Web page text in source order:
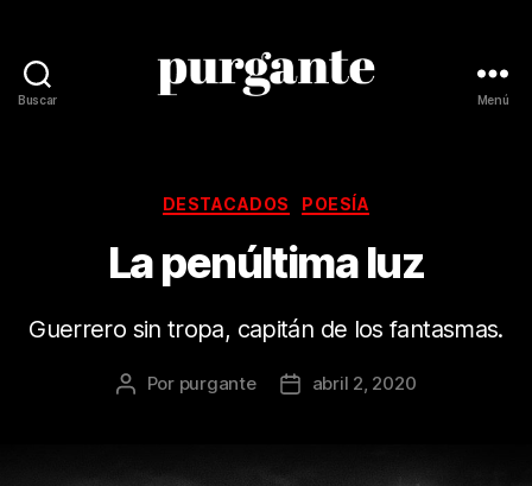
Buscar Menú
Categorías
DESTACADOS POESÍA
La penúltima luz
Guerrero sin tropa, capitán de los fantasmas.
Autor
Por purgante
Fechaabril 2, 2020